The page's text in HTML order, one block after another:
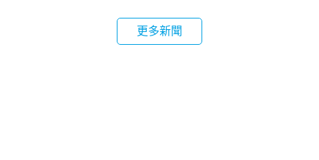
更多新聞